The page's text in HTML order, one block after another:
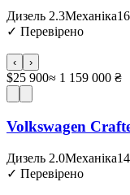
Дизель 2.3Механіка
✓ Перевірено
‹ ›
$25 900≈ 1 159 000 ₴
Volkswagen
Дизель 2.0Механіка
✓ Перевірено